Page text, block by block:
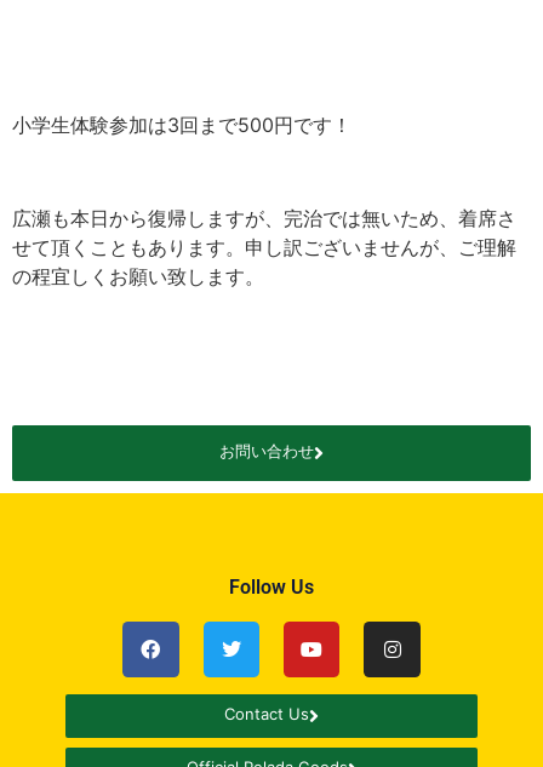
小学生体験参加は3回まで500円です！
広瀬も本日から復帰しますが、完治では無いため、着席さ
せて頂くこともあります。申し訳ございませんが、ご理解
の程宜しくお願い致します。
お問い合わせ
Follow Us
Contact Us